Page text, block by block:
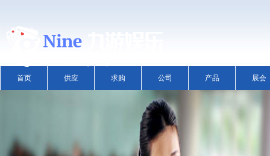
首页 供应 求购 公司 产品 展会